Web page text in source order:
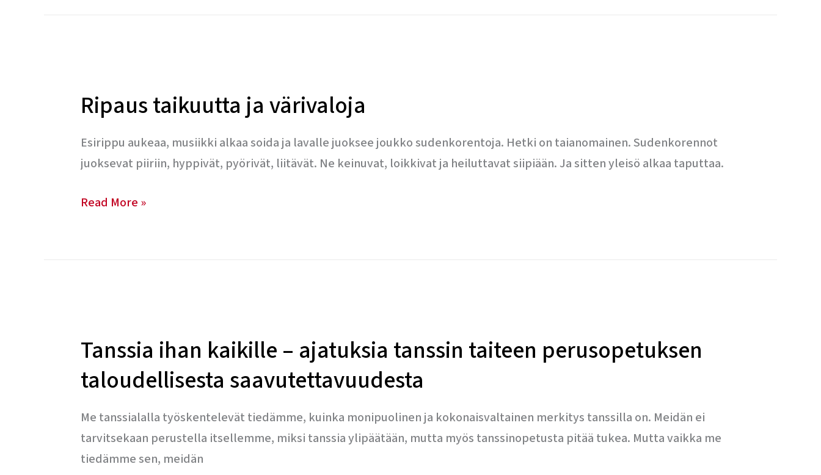
Ripaus taikuutta ja värivaloja
Esirippu aukeaa, musiikki alkaa soida ja lavalle juoksee joukko sudenkorentoja. Hetki on taianomainen. Sudenkorennot
juoksevat piiriin, hyppivät, pyörivät, liitävät. Ne keinuvat, loikkivat ja heiluttavat siipiään. Ja sitten yleisö alkaa taputtaa.
ja
Read More »
Tanssia ihan kaikille – ajatuksia tanssin taiteen perusopetuksen
taloudellisesta saavutettavuudesta
Me tanssialalla työskentelevät tiedämme, kuinka monipuolinen ja kokonaisvaltainen merkitys tanssilla on. Meidän ei
tarvitsekaan perustella itsellemme, miksi tanssia ylipäätään, mutta myös tanssinopetusta pitää tukea. Mutta vaikka me
tiedämme sen, meidän
kaikille
–
ajatuksia
tanssin
taiteen
perusopetuksen